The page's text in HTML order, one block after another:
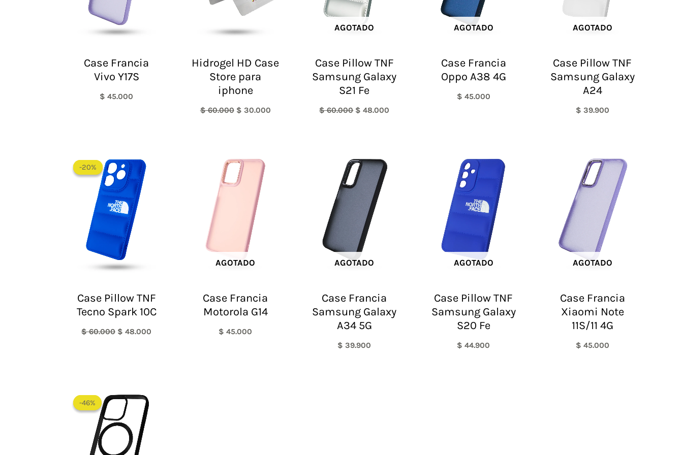
Case Francia
Vivo Y17S
$ 45.000
Hidrogel HD Case
Store para
iphone
$60.000 $ 30.000
AGOTADO
Case Pillow TNF
Samsung Galaxy
S21 Fe
$60.000 $ 48.000
AGOTADO
Case Francia
Oppo A38 4G
$ 45.000
AGOTADO
Case Pillow TNF
Samsung Galaxy
A24
$ 39.900
-20%
-20%
Case Pillow TNF
Tecno Spark 10C
$60.000
precio
original
era:
$ 60.000.
$ 48.000
AGOTADO
Case Francia
Motorola G14
$ 45.000
AGOTADO
Case Francia
Samsung Galaxy
A34 5G
$ 39.900
AGOTADO
Case Pillow TNF
Samsung Galaxy
S20 Fe
$ 44.900
AGOTADO
Case Francia
Xiaomi Note
11S/11 4G
$ 45.000
-46%
-46%
precio
original
era:
$ 65.000.